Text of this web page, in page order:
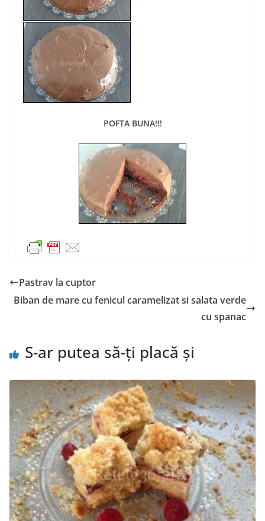
POFTA BUNA!!!
Pastrav la cuptor
Biban de mare cu fenicul caramelizat si salata verde
cu spanac
S-ar putea să-ți placă și